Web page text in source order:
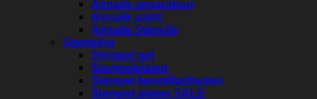
Airnails apparatuur
Airnails paint
Airnails Stencils
Stamping
Stempel gel
Stempelplaten
Stempel benodigdheden
Stempel platen SALE